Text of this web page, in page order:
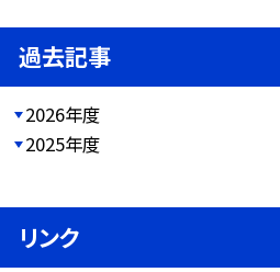
過去記事
2026年度
2025年度
リンク